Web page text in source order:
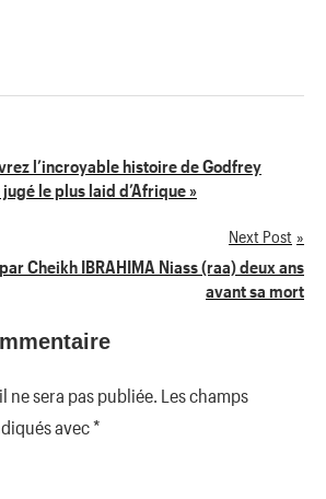
l’incroyable histoire de Godfrey
le plus laid d’Afrique »
Next Post
Cheikh IBRAHIMA Niass (raa) deux ans
avant sa mort
ne sera pas publiée. Les champs
avec*